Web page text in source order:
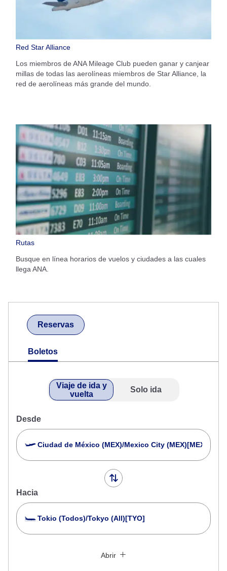
Red Star Alliance
Los miembros de ANA Mileage Club pueden ganar y canjear
millas de todas las aerolíneas miembros de Star Alliance, la
red de aerolíneas más grande del mundo.
Rutas
Busque en línea horarios de vuelos y ciudades a las cuales
llega ANA.
Reservas
Boletos
Viaje de ida y
vuelta
Solo ida
Desde
Ciudad de México (MEX)/Mexico City (MEX)[MEX]
Hacia
Tokio (Todos)/Tokyo (All)[TYO]
Abrir